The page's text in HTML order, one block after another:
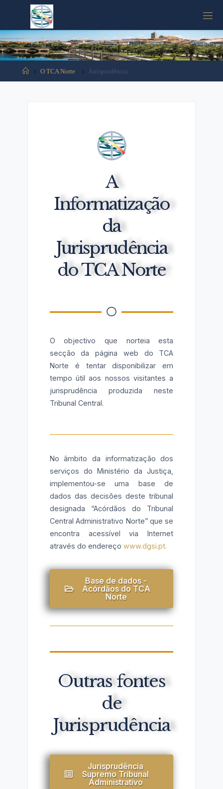
O TCA Norte Jurisprudência
A
Informatização
da
Jurisprudência
do TCA Norte
O objectivo que norteia esta
secção da página web do TCA
Norte é tentar disponibilizar em
tempo útil aos nossos visitantes a
jurisprudência produzida neste
Tribunal Central.
No âmbito da informatização dos
serviços do Ministério da Justiça,
implementou-se uma base de
dados das decisões deste tribunal
designada “Acórdãos do Tribunal
Central Administrativo Norte” que se
encontra acessível via Internet
através do endereço www.dgsi.pt.
Base de dados -
Acórdãos do TCA
Norte
Outras fontes
de
Jurisprudência
Jurisprudência
Supremo Tribunal
Administrativo
Tooltip content